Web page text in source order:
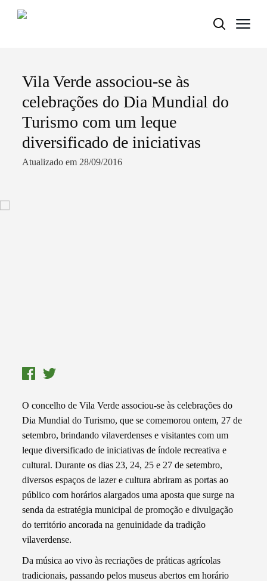
Termo de Pesquisa
Categorias gerais
Vila Verde associou-se às
celebrações do Dia Mundial do
Turismo com um leque
diversificado de iniciativas
Atualizado em 28/09/2016
O concelho de Vila Verde associou-se às celebrações do
Dia Mundial do Turismo, que se comemorou ontem, 27 de
setembro, brindando vilaverdenses e visitantes com um
leque diversificado de iniciativas de índole recreativa e
cultural. Durante os dias 23, 24, 25 e 27 de setembro,
diversos espaços de lazer e cultura abriram as portas ao
público com horários alargados uma aposta que surge na
senda da estratégia municipal de promoção e divulgação
do território ancorada na genuinidade da tradição
vilaverdense.
Da música ao vivo às recriações de práticas agrícolas
tradicionais, passando pelos museus abertos em horário